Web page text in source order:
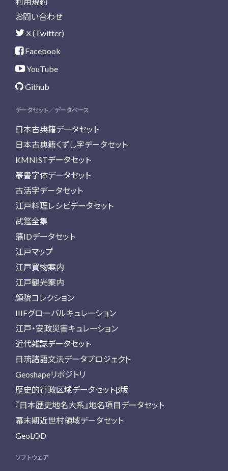
お問い合わせ
X (Twitter)
Facebook
YouTube
Github
データセット／データベース
日本古典籍データセット
日本古典籍くずし字データセット
KMNISTデータセット
篆書字体データセット
古活字データセット
江戸料理レシピデータセット
武鑑全集
藩IDデータセット
江戸マップ
江戸買物案内
江戸観光案内
顔貌コレクション
IIIFグローバルキュレーション
江戸・安政災害キュレーション
近代雑誌データセット
日琉諸語文法データプロジェクト
Geoshapeリポジトリ
歴史的行政区域データセットβ版
『日本歴史地名大系』地名項目データセット
幕末期近世村領域データセット
GeoLOD
ソフトウェア